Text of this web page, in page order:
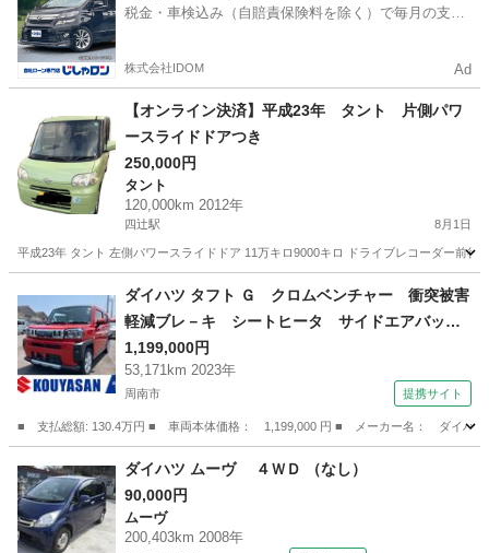
税金・車検込み（自賠責保険料を除く）で毎月の支払
株式会社IDOM Ad
【オンライン決済】平成23年 タント 片側パワ
ースライドドアつき
250,000円
タント
120,000km 2012年
四辻駅 8月1日
平成23年 タント 左側パワースライドドア 11万キロ9000キロ ドライブレコーダー前
四辻駅 タント スライドドア
ダイハツ タフト Ｇ クロムベンチャー 衝突被害
軽減ブレ－キ シートヒータ サイドエアバッ
グ レーンキープ アイドリングＳ Ｂカメラ
付 ルーフレール パノラマルーフ オートハイ
ビーム ＬＥＤヘッドライト 安全ボディ 横滑
り防止 ＰＷ ＡＢＳ （車検整備付）
1,199,000円
53,171km 2023年
周南市 提携サイト
■ 支払総額: 130.4万円 ■ 車両本体価格： 1,199,000 円 ■ メーカー名： ダイ
ダイハツ
ダイハツ ムーヴ ４ＷＤ （なし）
90,000円
ムーヴ
200,403km 2008年